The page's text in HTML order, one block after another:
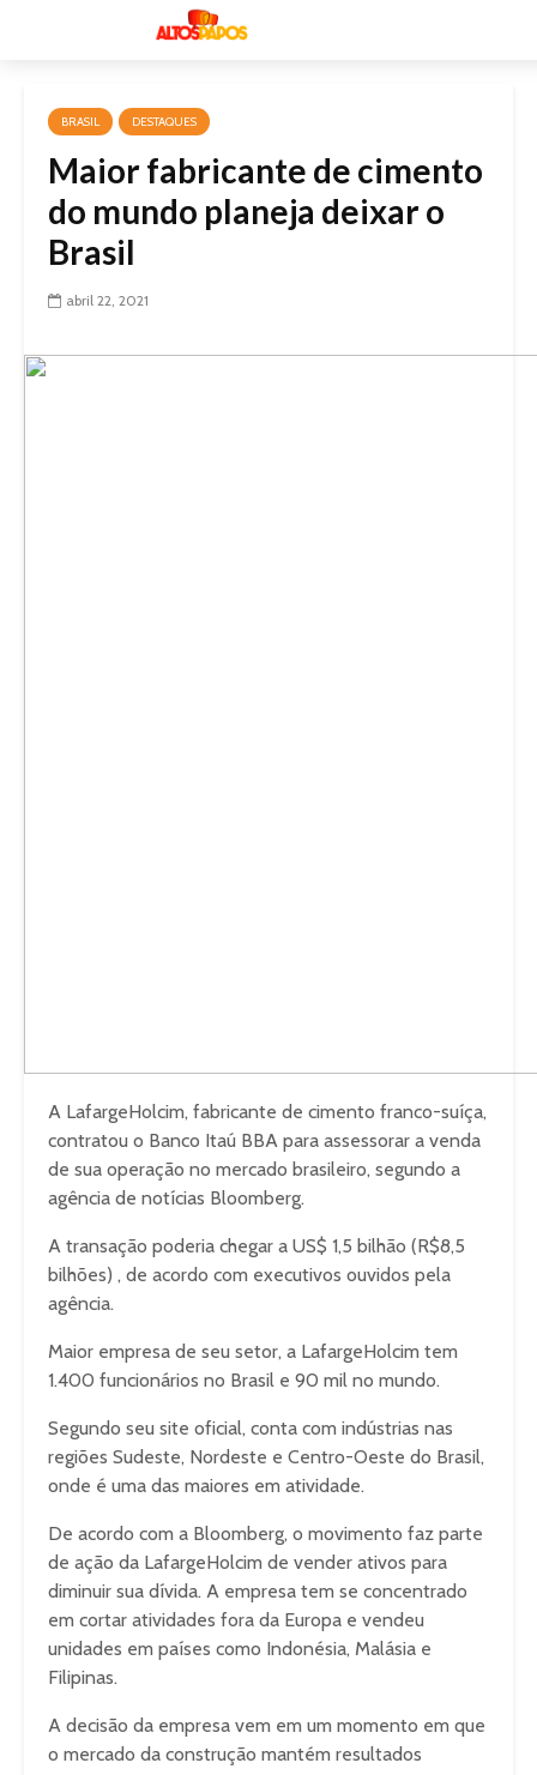
BRASIL DESTAQUES
Maior fabricante de cimento
do mundo planeja deixar o
Brasil
abril 22, 2021
A LafargeHolcim, fabricante de cimento franco-suíça,
contratou o Banco Itaú BBA para assessorar a venda
de sua operação no mercado brasileiro, segundo a
agência de notícias Bloomberg.
A transação poderia chegar a US$ 1,5 bilhão (R$8,5
bilhões) , de acordo com executivos ouvidos pela
agência.
Maior empresa de seu setor, a LafargeHolcim tem
1.400 funcionários no Brasil e 90 mil no mundo.
Segundo seu site oficial, conta com indústrias nas
regiões Sudeste, Nordeste e Centro-Oeste do Brasil,
onde é uma das maiores em atividade.
De acordo com a Bloomberg, o movimento faz parte
de ação da LafargeHolcim de vender ativos para
diminuir sua dívida. A empresa tem se concentrado
em cortar atividades fora da Europa e vendeu
unidades em países como Indonésia, Malásia e
Filipinas.
A decisão da empresa vem em um momento em que
o mercado da construção mantém resultados